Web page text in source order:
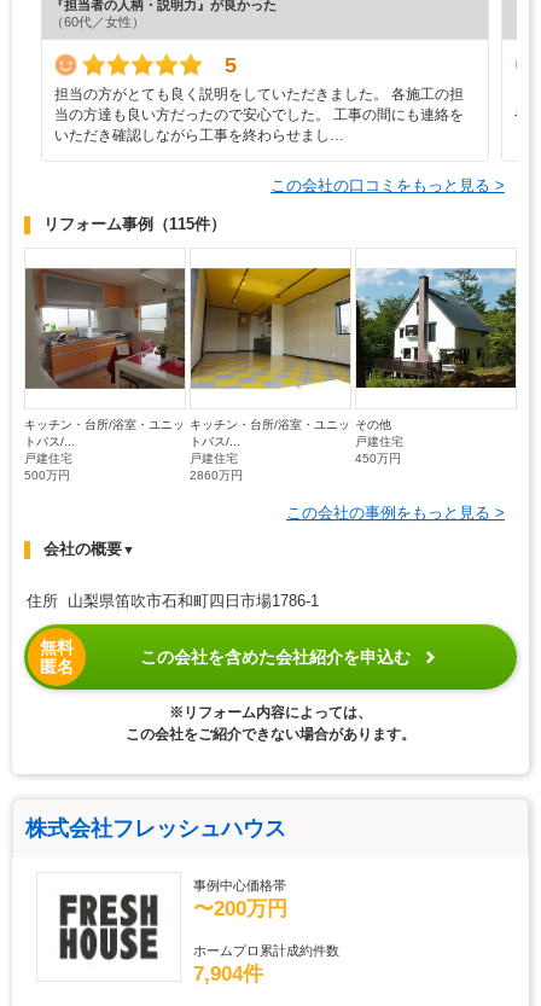
『担当者の人柄・説明力』が良かった
（60代／女性）
5
担当の方がとても良く説明をしていただきました。 各施工の担
当の方達も良い方だったので安心でした。 工事の間にも連絡を
いただき確認しながら工事を終わらせまし…
や
この会社の口コミをもっと見る >
リフォーム事例 （115件）
キッチン・台所/浴室・ユニッ
トバス/...
戸建住宅
500万円
キッチン・台所/浴室・ユニッ
トバス/...
戸建住宅
2860万円
その他
戸建住宅
450万円
この会社の事例をもっと見る >
会社の概要▼
住所 山梨県笛吹市石和町四日市場1786-1
無料
匿名
この会社を含めた会社紹介を申込む
※リフォーム内容によっては、
この会社をご紹介できない場合があります。
株式会社フレッシュハウス
事例中心価格帯
〜200万円
ホームプロ累計成約件数
7,904件